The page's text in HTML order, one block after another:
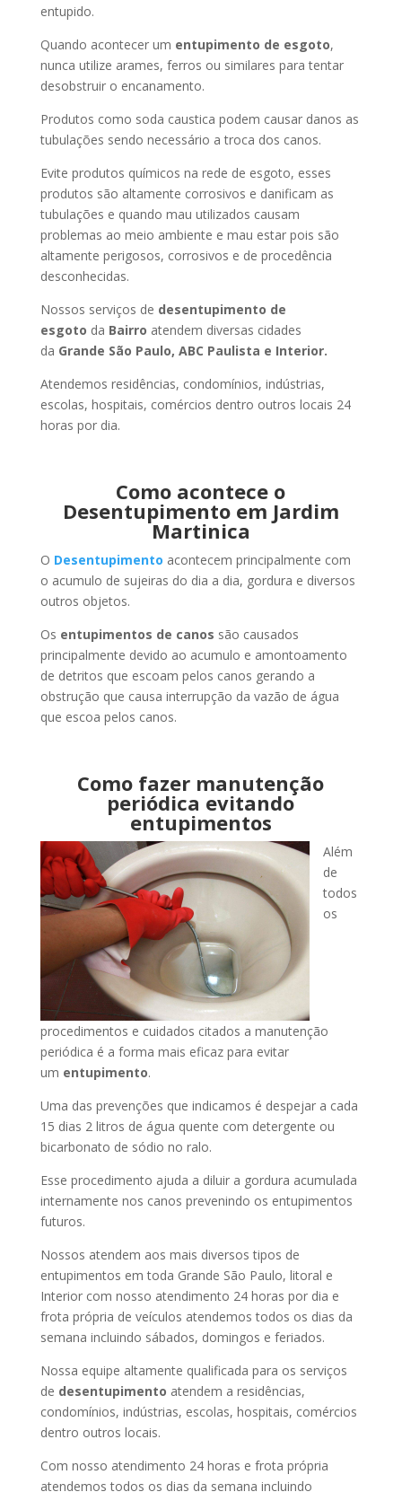
entupido.
Quando acontecer um entupimento de esgoto,
nunca utilize arames, ferros ou similares para tentar
desobstruir o encanamento.
Produtos como soda caustica podem causar danos as
tubulações sendo necessário a troca dos canos.
Evite produtos químicos na rede de esgoto, esses
produtos são altamente corrosivos e danificam as
tubulações e quando mau utilizados causam
problemas ao meio ambiente e mau estar pois são
altamente perigosos, corrosivos e de procedência
desconhecidas.
Nossos serviços de desentupimento de
esgoto da Bairro atendem diversas cidades
da Grande São Paulo, ABC Paulista e Interior.
Atendemos residências, condomínios, indústrias,
escolas, hospitais, comércios dentro outros locais 24
horas por dia.
Como acontece o
Desentupimento em Jardim
Martinica
O Desentupimento acontecem principalmente com
o acumulo de sujeiras do dia a dia, gordura e diversos
outros objetos.
Os entupimentos de canos são causados
principalmente devido ao acumulo e amontoamento
de detritos que escoam pelos canos gerando a
obstrução que causa interrupção da vazão de água
que escoa pelos canos.
Como fazer manutenção
periódica evitando
entupimentos
Além
de
todos
os
procedimentos e cuidados citados a manutenção
periódica é a forma mais eficaz para evitar
um entupimento.
Uma das prevenções que indicamos é despejar a cada
15 dias 2 litros de água quente com detergente ou
bicarbonato de sódio no ralo.
Esse procedimento ajuda a diluir a gordura acumulada
internamente nos canos prevenindo os entupimentos
futuros.
Nossos atendem aos mais diversos tipos de
entupimentos em toda Grande São Paulo, litoral e
Interior com nosso atendimento 24 horas por dia e
frota própria de veículos atendemos todos os dias da
semana incluindo sábados, domingos e feriados.
Nossa equipe altamente qualificada para os serviços
de desentupimento atendem a residências,
condomínios, indústrias, escolas, hospitais, comércios
dentro outros locais.
Com nosso atendimento 24 horas e frota própria
atendemos todos os dias da semana incluindo